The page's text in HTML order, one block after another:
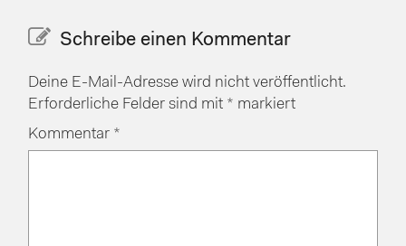
Schreibe einen Kommentar
Deine E-Mail-Adresse wird nicht veröffentlicht.
Erforderliche Felder sind mit * markiert
Kommentar *